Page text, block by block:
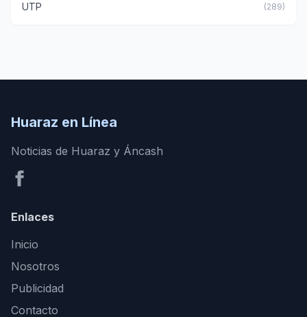
UTP (289)
Huaraz en Línea
Noticias de Huaraz y Áncash
Enlaces
Inicio
Nosotros
Publicidad
Contacto